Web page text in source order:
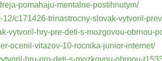
pomahaju-mentalne-postihnutym/
c171426-trinastrocny-slovak-vytvoril-
vytvoril-hry-pre-deti-s-mozgovou-obrnou-
ocenil-vitazov-10-rocnika-junior-internet/
hru-pro-deti-s-mozkovou-obrnou-